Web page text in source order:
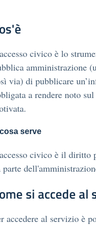
civico è lo
amministrazione
via) di pubblicare
a rendere noto
serve
civico è il diritto
parte
si accede al
accedere al servizio è